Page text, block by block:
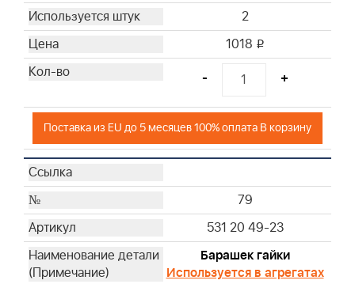
2
1018 i
- +
Поставка из EU до 5 месяцев 100% оплата В корзину
79
531 20 49-23
Барашек гайки
Используется в агрегатах